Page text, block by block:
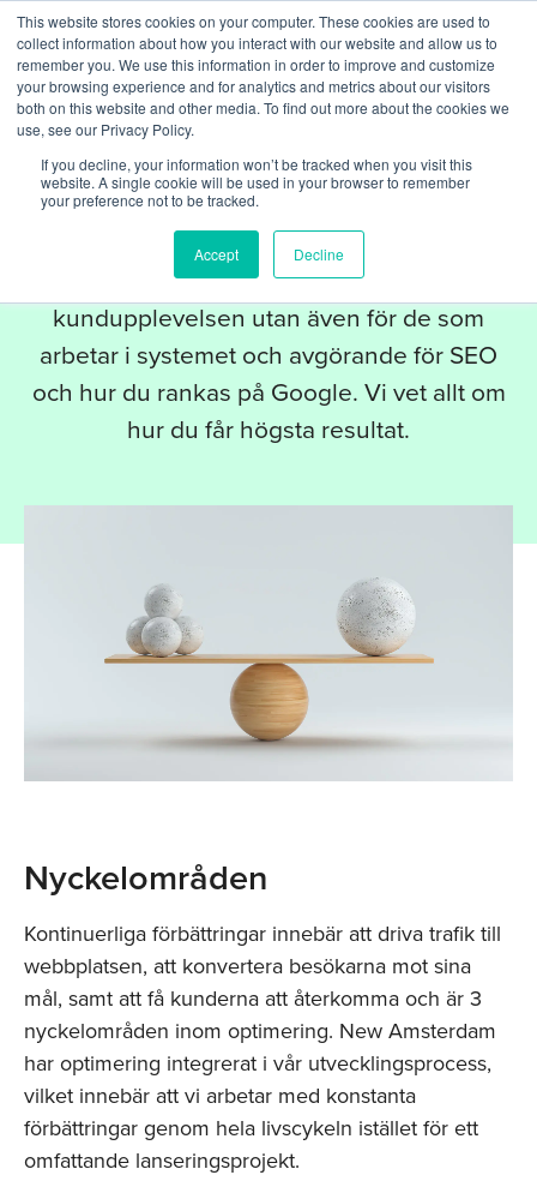
This website stores cookies on your computer. These cookies are used to
collect information about how you interact with our website and allow us to
remember you. We use this information in order to improve and customize
your browsing experience and for analytics and metrics about our visitors
both on this website and other media. To find out more about the cookies we
use, see our Privacy Policy.
If you decline, your information won’t be tracked when you visit this
website. A single cookie will be used in your browser to remember
your preference not to be tracked.
Accept Decline
TJÄNSTER
Optimering
Prestanda är inte bara viktig för
kundupplevelsen utan även för de som
arbetar i systemet och avgörande för SEO
och hur du rankas på Google. Vi vet allt om
hur du får högsta resultat.
Nyckelområden
Kontinuerliga förbättringar innebär att driva trafik till
webbplatsen, att konvertera besökarna mot sina
mål, samt att få kunderna att återkomma och är 3
nyckelområden inom optimering. New Amsterdam
har optimering integrerat i vår utvecklingsprocess,
vilket innebär att vi arbetar med konstanta
förbättringar genom hela livscykeln istället för ett
omfattande lanseringsprojekt.